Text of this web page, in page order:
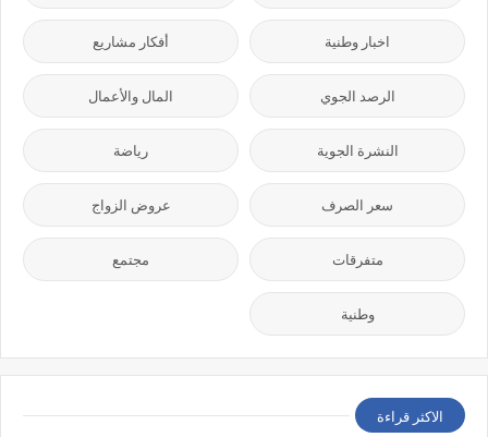
اخبار وطنية أفكار مشاريع
الرصد الجوي المال والأعمال
النشرة الجوية رياضة
سعر الصرف عروض الزواج
متفرقات مجتمع
وطنية
الاكثر قراءة